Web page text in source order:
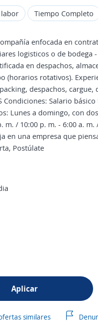
Tiempo Completo
enfocada en
logisticos o de bodega
en despachos,
rotativos).
despachos, cargue,
Condiciones: Salario
Lunes a domingo, con
/ 10:00 p. m. - 6:00 a.
en una empresa que
Postúlate
Aplicar
similares